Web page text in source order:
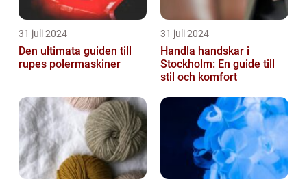
31 juli 2024
Den ultimata guiden till
rupes polermaskiner
31 juli 2024
Handla handskar i
Stockholm: En guide till
stil och komfort